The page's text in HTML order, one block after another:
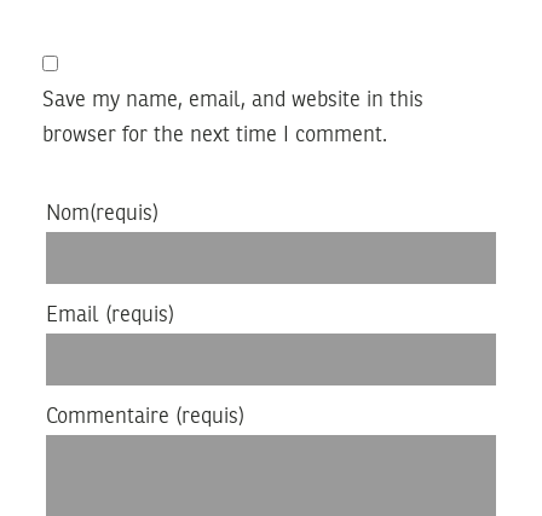
Save my name, email, and website in this
browser for the next time I comment.
Nom(requis)
Email (requis)
Commentaire (requis)